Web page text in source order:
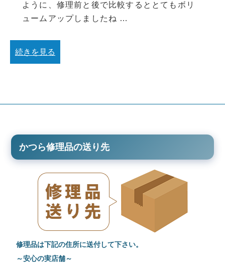
ように、修理前と後で比較するととてもボリ
ュームアップしましたね …
続きを見る
かつら修理品の送り先
修理品は下記の住所に送付して下さい。
～安心の実店舗～